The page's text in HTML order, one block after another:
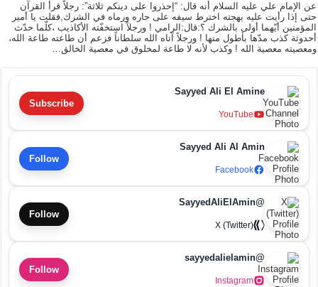
عن الإمام علي عليه السلام أنه قال: “إحذروا على دينكم ثلاثة”: رجلاً قرأ القرآن
حتى إذا رأيت عليه بهجته اخترط سيفه على جاره ورماه في الشرك,فقلت يا أمير
المؤمنين أيّهما أولى بالشرك ؟:قال:الرامي ! ورجلاً استخفّته الأكاذيب ،كلّما حدّث
أحدوثة كذب مدّها بأطول منها ! ورجلاً آتاه الله سلطاناً فزعم أن طاعته طاعة الله،
ومعصيته معصية الله ! وكذب لأنه لا طاعة لمخلوق في معصية الخالق…
Sayyed Ali El Amine
YouTube
Subscribe
Sayyed Ali Al Amin
Facebook
Follow
@SayyedAliElAmin
X (Twitter)
Follow
@sayyedalielamin
Instagram
Follow